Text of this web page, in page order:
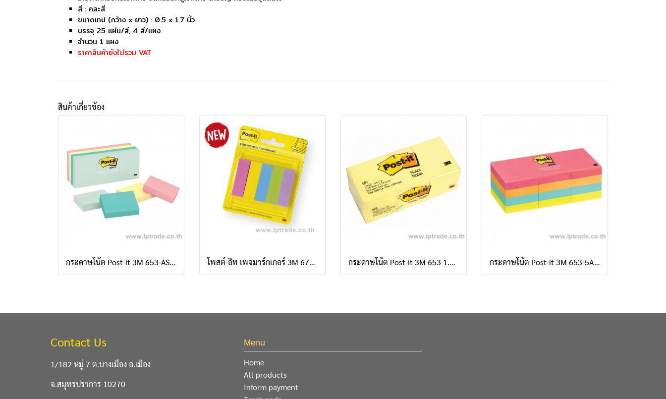
สี : คละสี
ขนาดเทป (กว้าง x ยาว) : 0.5 x 1.7 นิ้ว
บรรจุ 25 แผ่น/สี, 4 สี/แผง
จำนวน 1 แผง
ราคาสินค้ายังไม่รวม VAT
สินค้าเกี่ยวข้อง
กระดาษโน้ต Post-it 3M 653-AST 1.5"x2" คละสีพาสเทล (แพ็ค 12 เล่ม) โพสต์-อิท เพจมาร์กเกอร์ 3M 670-5ASST 1.5 x 5 ซม. คละสี พลาสเทล (แพ็ค 5 เล่ม) กระดาษโน้ต Post-it 3M 653 1.5"x2" สีเหลืองพาสเทล กระดาษโน้ต Post-it 3M 653-5AN 1.5"x2" คละสีนีออน (แพ็ค 12 เล่ม)
Contact Us
1/182 หมู่ 7 ต.บางเมือง อ.เมือง
จ.สมุทรปราการ 10270
Menu
Home
All products
Inform payment